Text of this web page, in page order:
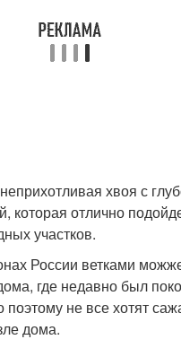
хвоя с
которая отлично
участков.
России ветками
где недавно был
не все хотят
дома.